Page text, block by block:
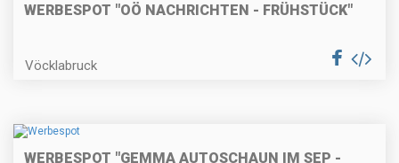
WERBESPOT "OÖ NACHRICHTEN - FRÜHSTÜCK"
Vöcklabruck
WERBESPOT "GEMMA AUTOSCHAUN IM SEP -